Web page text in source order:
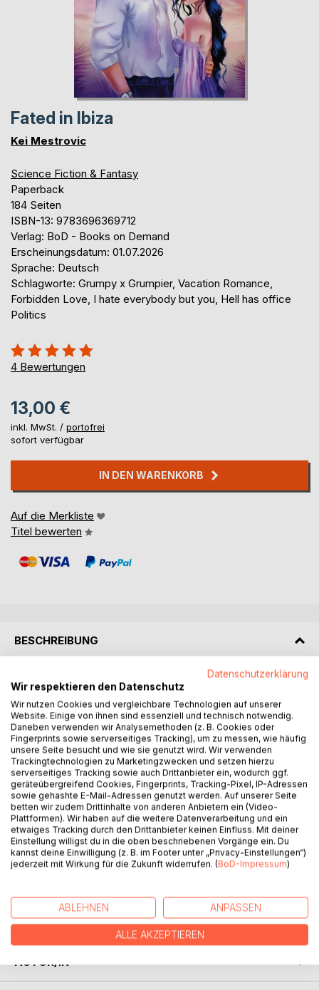
Fated in Ibiza
Kei Mestrovic
Science Fiction & Fantasy
Paperback
184 Seiten
ISBN-13: 9783696369712
Verlag: BoD - Books on Demand
Erscheinungsdatum: 01.07.2026
Sprache: Deutsch
Schlagworte: Grumpy x Grumpier, Vacation Romance,
Forbidden Love, I hate everybody but you, Hell has office
Politics
Bewertung::
100%
4 Bewertungen
13,00 €
inkl. MwSt. / portofrei
sofort verfügbar
IN DEN WARENKORB
Auf die Merkliste
Titel bewerten
BESCHREIBUNG
Vampir & Geschäftsmann Remi will nur drei Wochen des
traditionellen Familienurlaubs überstehen - mit zu viel
Sonne, zu vielen Geschwistern und definitiv ohne Drama.
Lilian, Richterin in der Hölle und gnadenlos überarbeitet,
wird in den Zwangsurlaub geschickt.
Eigentlich sollten sie sich einfach ignorieren.
Das ist allerdings leichter gesagt, als getan.
Zwischen sarkastischen Wortgefechten, unerwarteter
Anziehung und der Erkenntnis, dass der jeweils andere
alles andere als gewöhnlich ist, wird aus einem zufälligen
Aufeinandertreffen schnell etwas, das so keiner von beiden
Denn manche Dinge lassen sich nicht kontrollieren.
Und Gefühle gehören ganz sicher dazu.
AUTOR/IN
Datenschutzerklärung
Wir respektieren den Datenschutz
Wir nutzen Cookies und vergleichbare Technologien auf unserer
Website. Einige von ihnen sind essenziell und technisch notwendig.
Daneben verwenden wir Analysemethoden (z. B. Cookies oder
Fingerprints sowie serverseitiges Tracking), um zu messen, wie häufig
unsere Seite besucht und wie sie genutzt wird. Wir verwenden
Trackingtechnologien zu Marketingzwecken und setzen hierzu
serverseitiges Tracking sowie auch Drittanbieter ein, wodurch ggf.
geräteübergreifend Cookies, Fingerprints, Tracking-Pixel, IP-Adressen
sowie gehashte E-Mail-Adressen genutzt werden. Auf unserer Seite
betten wir zudem Drittinhalte von anderen Anbietern ein (Video-
Plattformen). Wir haben auf die weitere Datenverarbeitung und ein
etwaiges Tracking durch den Drittanbieter keinen Einfluss. Mit deiner
Einstellung willigst du in die oben beschriebenen Vorgänge ein. Du
kannst deine Einwilligung (z. B. im Footer unter „Privacy-Einstellungen“)
jederzeit mit Wirkung für die Zukunft widerrufen. (BoD-Impressum)
ABLEHNEN ANPASSEN
ALLE AKZEPTIEREN